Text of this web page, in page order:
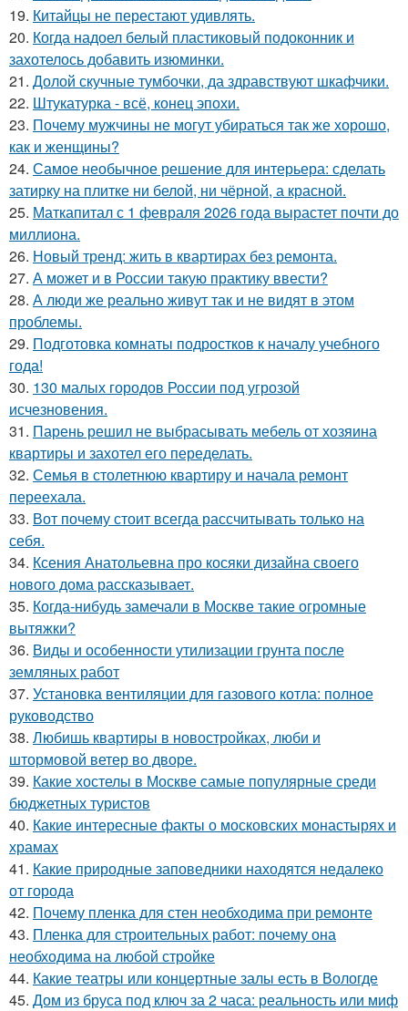
19. Китайцы не перестают удивлять.
20. Когда надоел белый пластиковый подоконник и
захотелось добавить изюминки.
21. Долой скучные тумбочки, да здравствуют шкафчики.
22. Штукатурка - всё, конец эпохи.
23. Почему мужчины не могут убираться так же хорошо,
как и женщины?
24. Самое необычное решение для интерьера: сделать
затирку на плитке ни белой, ни чёрной, а красной.
25. Маткапитал с 1 февраля 2026 года вырастет почти до
миллиона.
26. Новый тренд: жить в квартирах без ремонта.
27. А может и в России такую практику ввести?
28. А люди же реально живут так и не видят в этом
проблемы.
29. Подготовка комнаты подростков к началу учебного
года!
30. 130 малых городов России под угрозой
исчезновения.
31. Парень решил не выбрасывать мебель от хозяина
квартиры и захотел его переделать.
32. Семья в столетнюю квартиру и начала ремонт
переехала.
33. Вот почему стоит всегда рассчитывать только на
себя.
34. Ксения Анатольевна про косяки дизайна своего
нового дома рассказывает.
35. Когда-нибудь замечали в Москве такие огромные
вытяжки?
36. Виды и особенности утилизации грунта после
земляных работ
37. Установка вентиляции для газового котла: полное
руководство
38. Любишь квартиры в новостройках, люби и
штормовой ветер во дворе.
39. Какие хостелы в Москве самые популярные среди
бюджетных туристов
40. Какие интересные факты о московских монастырях и
храмах
41. Какие природные заповедники находятся недалеко
от города
42. Почему пленка для стен необходима при ремонте
43. Пленка для строительных работ: почему она
необходима на любой стройке
44. Какие театры или концертные залы есть в Вологде
45. Дом из бруса под ключ за 2 часа: реальность или миф